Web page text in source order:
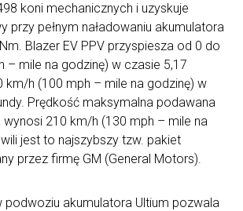
koni mechanicznych i uzyskuje
przy pełnym naładowaniu akumulatora
Blazer EV PPV przyspiesza od 0 do
– mile na godzinę) w czasie 5,17
km/h (100 mph – mile na godzinę) w
Prędkość maksymalna podawana
210 km/h (130 mph – mile na
jest to najszybszy tzw. pakiet
przez firmę GM (General Motors).
podwoziu akumulatora Ultium pozwala